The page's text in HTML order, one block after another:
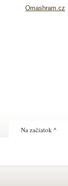
Omashram.cz
Na začiatok ^